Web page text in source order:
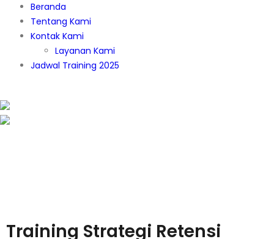
Beranda
Tentang Kami
Kontak Kami
Layanan Kami
Jadwal Training 2025
Training Strategi Retensi